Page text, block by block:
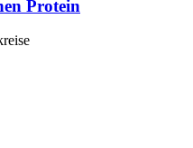
Protein